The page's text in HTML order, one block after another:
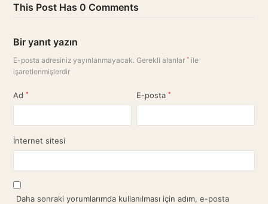
This Post Has 0 Comments
Bir yanıt yazın
E-posta adresiniz yayınlanmayacak. Gerekli alanlar* ile
işaretlenmişlerdir
Ad* E-posta*
İnternet sitesi
Daha sonraki yorumlarımda kullanılması için adım, e-posta